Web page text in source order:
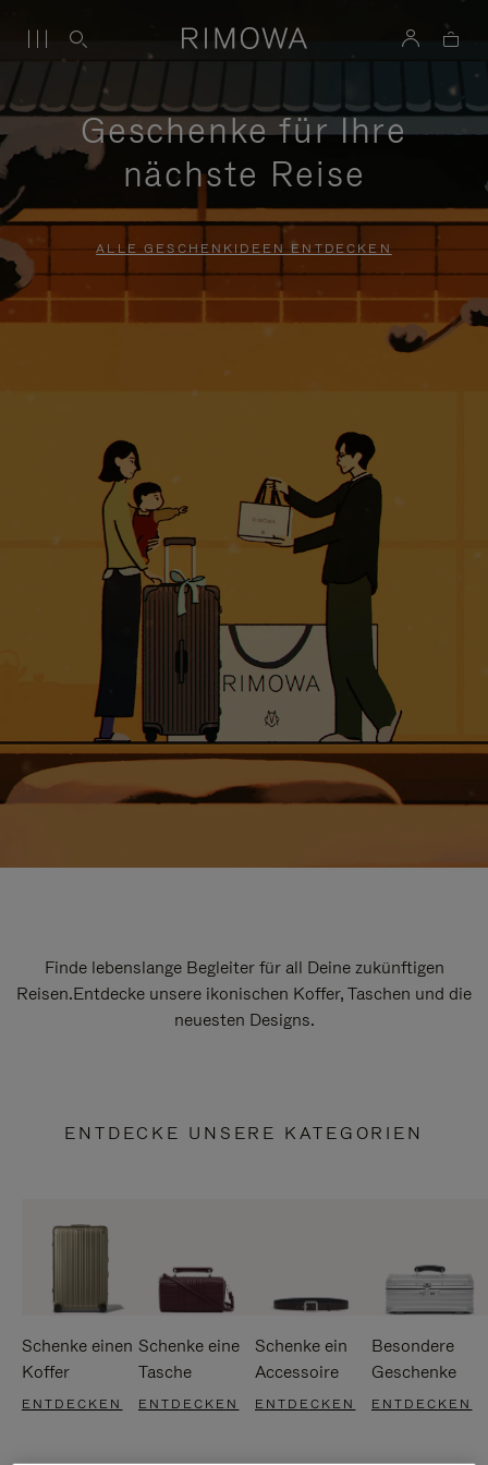
Geschenke für Ihre
nächste Reise
ALLE GESCHENKIDEEN ENTDECKEN
Finde lebenslange Begleiter für all Deine zukünftigen
Reisen.Entdecke unsere ikonischen Koffer, Taschen und die
neuesten Designs.
ENTDECKE UNSERE KATEGORIEN
Schenke einen
Koffer
ENTDECKEN
Schenke eine
Tasche
ENTDECKEN
Schenke ein
Accessoire
ENTDECKEN
Besondere
Geschenke
ENTDECKEN